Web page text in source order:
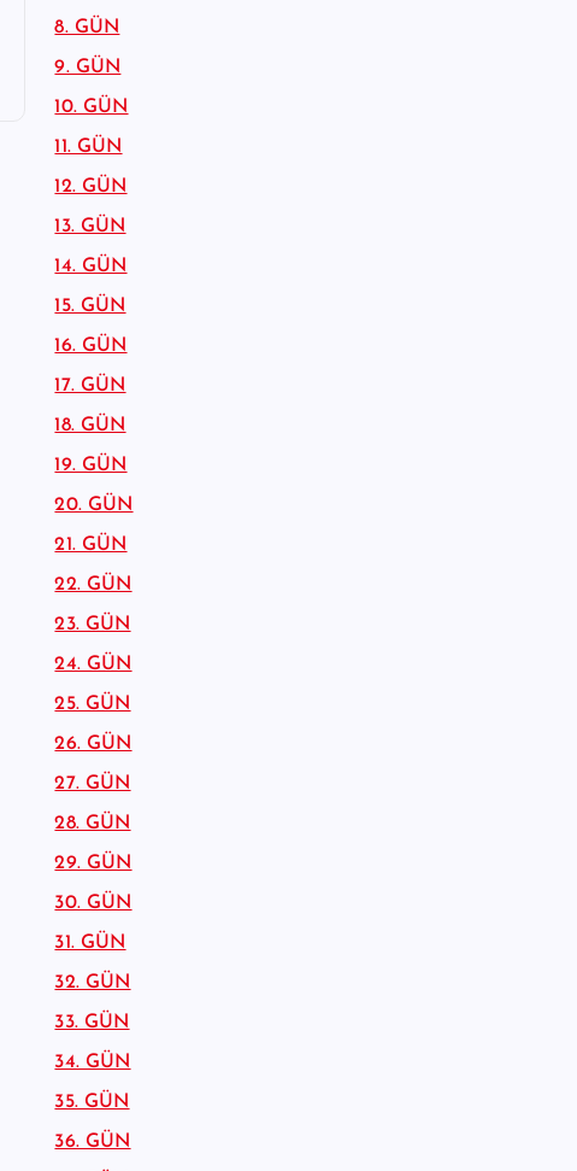
8. GÜN
9. GÜN
10. GÜN
11. GÜN
12. GÜN
13. GÜN
14. GÜN
15. GÜN
16. GÜN
17. GÜN
18. GÜN
19. GÜN
20. GÜN
21. GÜN
22. GÜN
23. GÜN
24. GÜN
25. GÜN
26. GÜN
27. GÜN
28. GÜN
29. GÜN
30. GÜN
31. GÜN
32. GÜN
33. GÜN
34. GÜN
35. GÜN
36. GÜN